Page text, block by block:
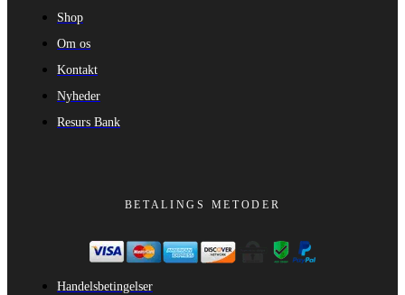
Shop
Om os
Kontakt
Nyheder
Resurs Bank
BETALINGS METODER
Handelsbetingelser